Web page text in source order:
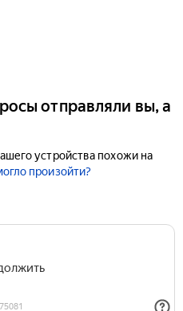
отправляли вы, а
устройства похожи на
произойти?